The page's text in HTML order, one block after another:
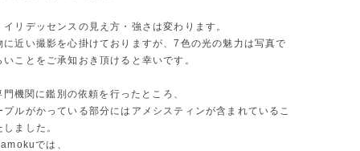
リデッセンスの見え方・強さは変わります。
に近い撮影を心掛けておりますが、7色の光の魅力は写真で
ことをご承知おき頂けると幸いです。
機関に鑑別の依頼を行ったところ、
プルがかっている部分にはアメシスティンが含まれているこ
ました。
では、